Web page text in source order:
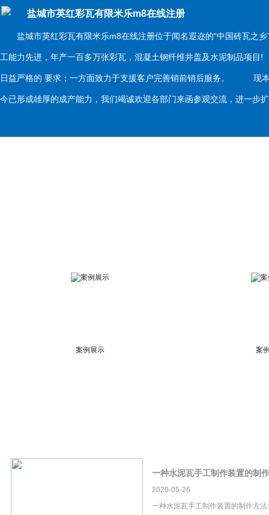
盐城市英红彩瓦有限米乐m8在线注册
盐城市英红彩瓦有限米乐m8在线注册位于闻名遐迩的“中国砖瓦之乡
工能力先进，年产一百多万张彩瓦，混凝土钢纤维井盖及水泥制品项
日益严格的 要求；一方面致力于支援客户完善销前销后服务。 现本
今已形成雄厚的成产能力，我们竭诚欢迎各部门来函参观交流，进一
案例展示 案
一种水泥瓦手工制作装置的制
2020-05-26
一种水泥瓦手工制作装置的制作方